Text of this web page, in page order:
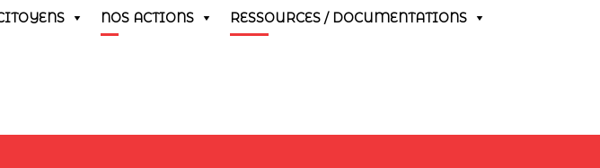
NOS ACTIONS RESSOURCES / DOCUMENTATIONS